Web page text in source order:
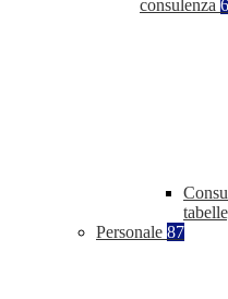
consulenza 6
Personale 87